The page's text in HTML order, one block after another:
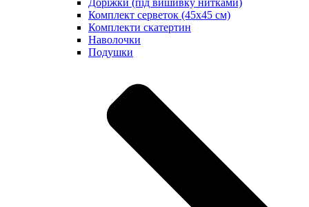
Комплект серветок (45х45 см)
Комплекти скатертин
Наволочки
Подушки